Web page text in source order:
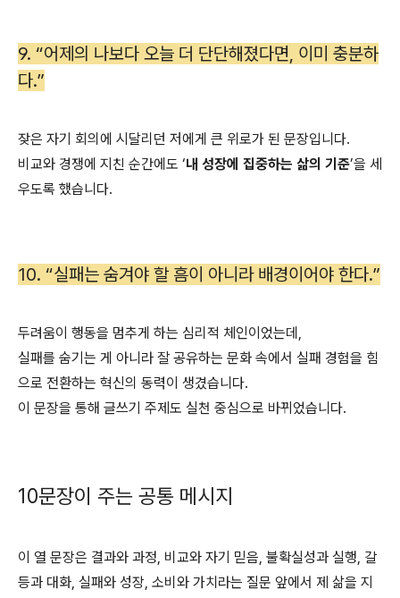
9. “어제의 나보다 오늘 더 단단해졌다면, 이미 충분하
다.”
잦은 자기 회의에 시달리던 저에게 큰 위로가 된 문장입니다.
비교와 경쟁에 지친 순간에도 ‘내 성장에 집중하는 삶의 기준’을 세
우도록 했습니다.
10. “실패는 숨겨야 할 흠이 아니라 배경이어야 한다.”
두려움이 행동을 멈추게 하는 심리적 체인이었는데,
실패를 숨기는 게 아니라 잘 공유하는 문화 속에서 실패 경험을 힘
으로 전환하는 혁신의 동력이 생겼습니다.
이 문장을 통해 글쓰기 주제도 실천 중심으로 바뀌었습니다.
10문장이 주는 공통 메시지
이 열 문장은 결과와 과정, 비교와 자기 믿음, 불확실성과 실행, 갈
등과 대화, 실패와 성장, 소비와 가치라는 질문 앞에서 제 삶을 지